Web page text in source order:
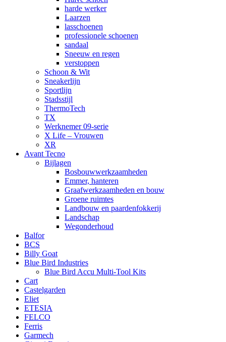
harde werker
Laarzen
lasschoenen
professionele schoenen
sandaal
Sneeuw en regen
verstoppen
Schoon & Wit
Sneakerlijn
Sportlijn
Stadsstijl
ThermoTech
TX
Werknemer 09-serie
X Life – Vrouwen
XR
Avant Tecno
Bijlagen
Bosbouwwerkzaamheden
Emmer, hanteren
Graafwerkzaamheden en bouw
Groene ruimtes
Landbouw en paardenfokkerij
Landschap
Wegonderhoud
Balfor
BCS
Billy Goat
Blue Bird Industries
Blue Bird Accu Multi-Tool Kits
Cart
Castelgarden
Eliet
ETESIA
FELCO
Ferris
Garmech